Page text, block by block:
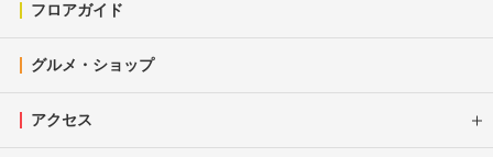
フロアガイド
グルメ・ショップ
アクセス